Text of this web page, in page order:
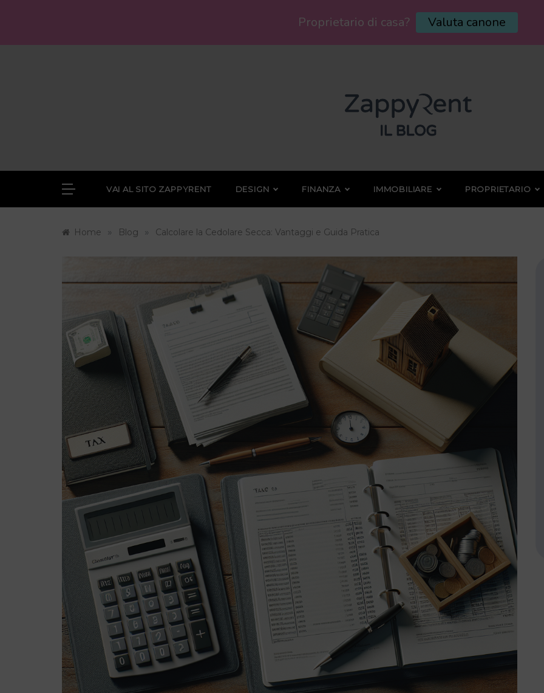
VAI AL SITO ZAPPYRENT DESIGN FINANZA IMMOBILIARE PROPRIETARIO
Home » Blog » Calcolare la Cedolare Secca: Vantaggi e Guida Pratica
Proprietario di casa? Valuta canone